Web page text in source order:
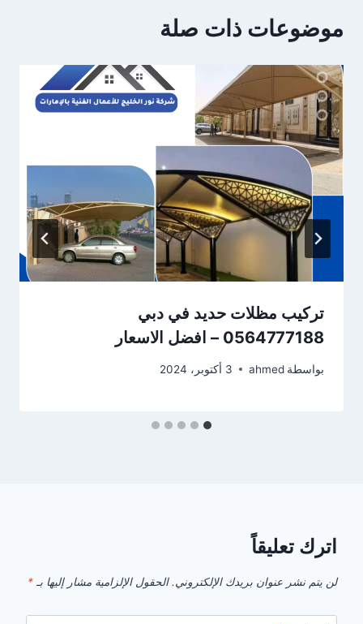
موضوعات ذات صلة
تركيب مظلات حديد في دبي
0564777188 – افضل الاسعار
بواسطة ahmed 3 أكتوبر، 2024
اترك تعليقاً
لن يتم نشر عنوان بريدك الإلكتروني. الحقول الإلزامية مشار إليها بـ *